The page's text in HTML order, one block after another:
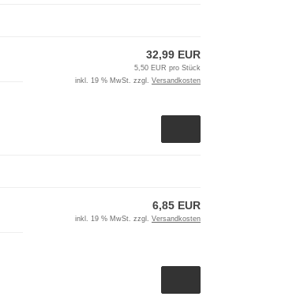
32,99 EUR
5,50 EUR pro Stück
inkl. 19 % MwSt. zzgl. Versandkosten
6,85 EUR
inkl. 19 % MwSt. zzgl. Versandkosten